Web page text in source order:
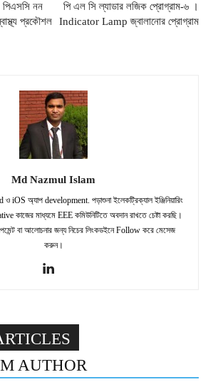
নন
প্রকৌশল
পি এল সি ল্যাডার লজিক প্রোগ্রাম-৬ ।
Indicator Lamp জ্বালানোর প্রোগ্রাম
Md Nazmul Islam
iOS অ্যাপ development. পড়াশুনা ইলেকট্রিক্যাল ইঞ্জিনিয়ারিং
কাজের মাধ্যমে EEE কমিউনিটিতে অবদান রাখতে চেষ্টা করছি।
বা আলোচনার জন্য নিচের লিংকডইনে Follow করে মেসেজ
করুন।
AUTHOR